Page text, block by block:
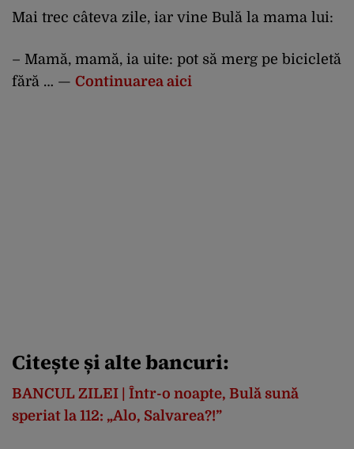
Mai trec câteva zile, iar vine Bulă la mama lui:
– Mamă, mamă, ia uite: pot să merg pe bicicletă
fără … — Continuarea aici
Citește și alte bancuri:
BANCUL ZILEI | Într-o noapte, Bulă sună
speriat la 112: „Alo, Salvarea?!”